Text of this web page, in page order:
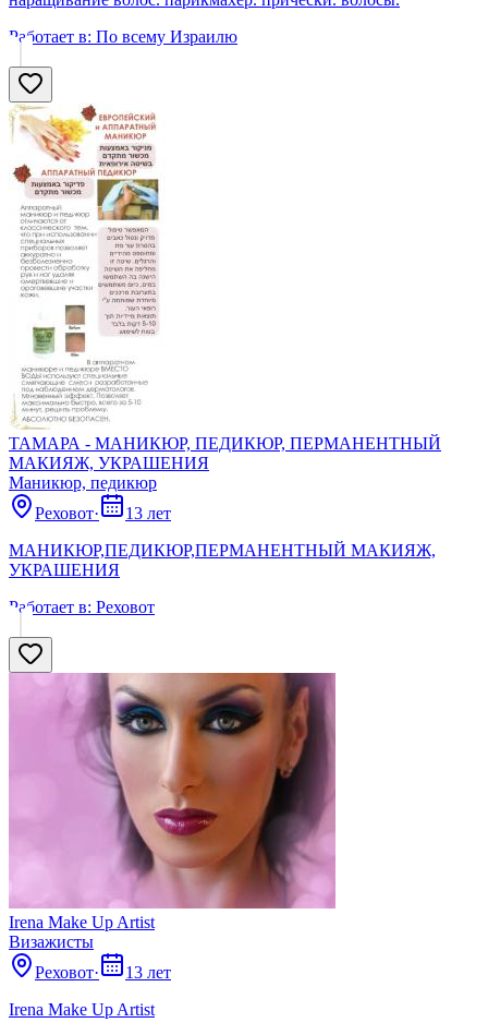
Работает в: По всему Израилю
ТАМАРА - МАНИКЮР, ПЕДИКЮР, ПЕРМАНЕНТНЫЙ
МАКИЯЖ, УКРАШЕНИЯ
Маникюр, педикюр
Реховот·
13 лет
МАНИКЮР,ПЕДИКЮР,ПЕРМАНЕНТНЫЙ МАКИЯЖ,
УКРАШЕНИЯ
Работает в: Реховот
Irena Make Up Artist
Визажисты
Реховот·
13 лет
Irena Make Up Artist